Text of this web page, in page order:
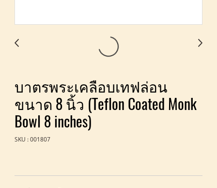
บาตรพระเคลือบเทฟล่อน
ขนาด 8 นิ้ว (Teflon Coated Monk
Bowl 8 inches)
SKU : 001807